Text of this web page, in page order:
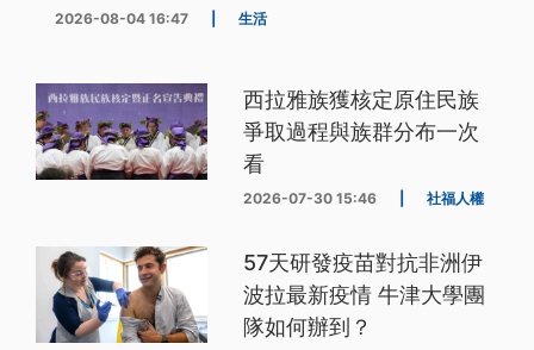
2026-08-04 16:47 生活
西拉雅族獲核定原住民族
爭取過程與族群分布一次
看
2026-07-30 15:46 社福人權
57天研發疫苗對抗非洲伊
波拉最新疫情 牛津大學團
隊如何辦到？